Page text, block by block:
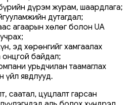
дүрэм журам, шаардлага;
дутагдал;
агаарын хөлөг болон UA
эд хөрөнгийг хамгаалах
онцгой байдал;
урьдчилан таамаглах
үйл явдлууд.
саатал, цуцлалт гарсан